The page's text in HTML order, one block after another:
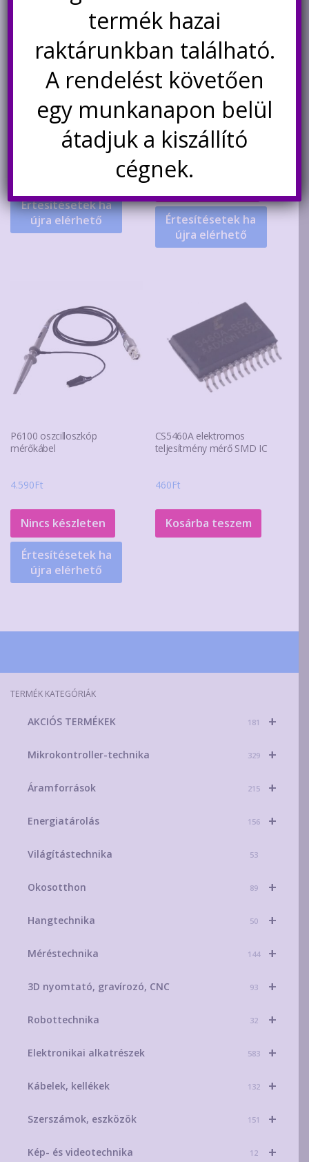
SMD mérőcsipesz
Értesítésetek ha
újra elérhető
W3230 digitális termosztát
kettős kijelzéssel, 230V
Értékelés:
2.900 FtOriginal
2.900Ft.
1.490 FtCurrent
1.490Ft.
Értesítésetek ha
újra elérhető
P6100 oszcilloszkóp
mérőkábel
4.590Ft
Nincs készleten
Értesítésetek ha
újra elérhető
CS5460A elektromos
teljesítmény mérő SMD IC
460Ft
Kosárba teszem
TERMÉK KATEGÓRIÁK
+
AKCIÓS TERMÉKEK 181
+
Mikrokontroller-technika 329
+
Áramforrások 215
+
Energiatárolás 156
Világítástechnika 53
+
Okosotthon 89
+
Hangtechnika 50
+
Méréstechnika 144
+
3D nyomtató, gravírozó, CNC 93
+
Robottechnika 32
+
Elektronikai alkatrészek 583
+
Kábelek, kellékek 132
+
Szerszámok, eszközök 151
+
Kép- és videotechnika 12
termék hazai
raktárunkban található.
A rendelést követően
egy munkanapon belül
átadjuk a kiszállító
cégnek.